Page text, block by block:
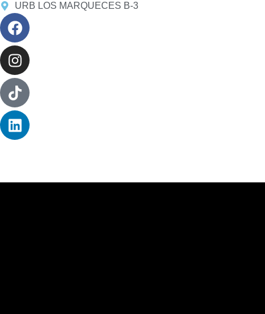
URB LOS MARQUECES B-3